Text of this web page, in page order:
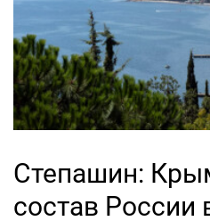
Степашин:
состав России